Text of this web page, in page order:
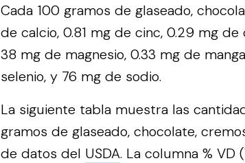
Cada 100 gramos de glaseado,
de calcio, 0.81 mg de cinc, 0.29 mg
38 mg de magnesio, 0.33 mg de
selenio, y 76 mg de sodio.
La siguiente tabla muestra las
gramos de glaseado, chocolate,
de datos del USDA. La columna % VD